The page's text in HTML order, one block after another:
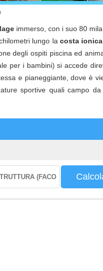
immerso, con i suo 80
lungo lacosta ionica
degli ospiti piscina ed
per i bambini) si accede
e pianeggiante, dove è
sportive quali campo